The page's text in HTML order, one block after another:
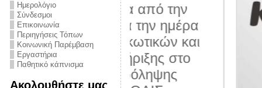
Ημερολόγιο
Σύνδεσμοι
Επικοινωνία
Περιηγήσεις Τόπων
Κοινωνική Παρέμβαση
Εργαστήρια
Παθητικό κάπνισμα
Ακολουθήστε μας
από την
την ημέρα
και
στο
Πρόληψης